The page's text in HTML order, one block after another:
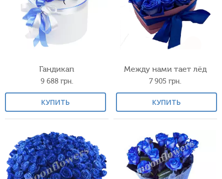
Гандикап
9 688 грн.
КУПИТЬ
Между нами тает лёд
7 905 грн.
КУПИТЬ